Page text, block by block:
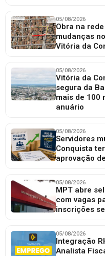
05/08/2026
Obra na
mudanças
Vitória da
05/08/2026
Vitória da
segura da
mais de 100
anuário
05/08/2026
Servidores
Conquista
aprovação
05/08/2026
MPT abre
com vagas
inscrições
05/08/2026
Integração
Analista